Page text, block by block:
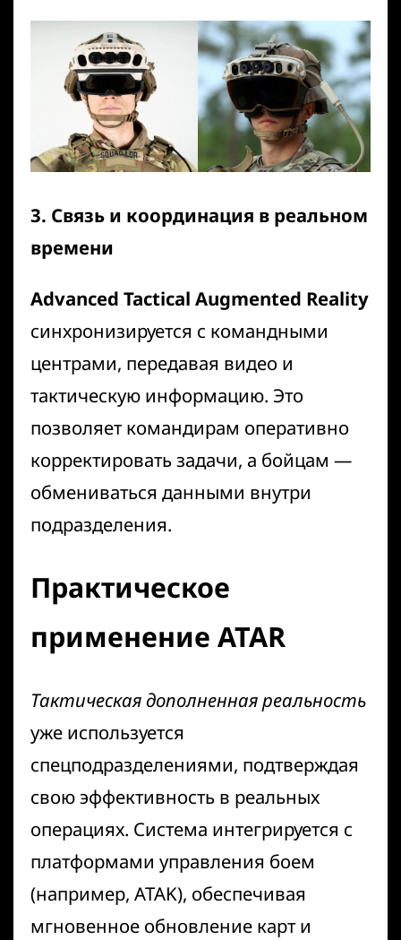
3. Связь и координация в реальном
времени
Advanced Tactical Augmented Reality
синхронизируется с командными
центрами, передавая видео и
тактическую информацию. Это
позволяет командирам оперативно
корректировать задачи, а бойцам —
обмениваться данными внутри
подразделения.
Практическое
применение ATAR
Тактическая дополненная реальность
уже используется
спецподразделениями, подтверждая
свою эффективность в реальных
операциях. Система интегрируется с
платформами управления боем
(например, ATAK), обеспечивая
мгновенное обновление карт и